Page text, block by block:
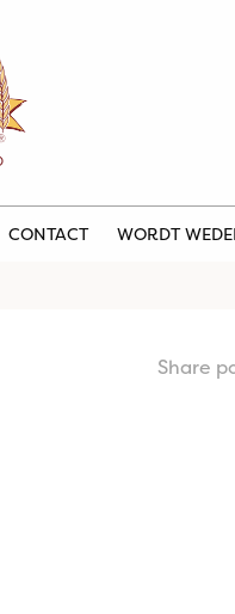
CONTACT WORDT
Share